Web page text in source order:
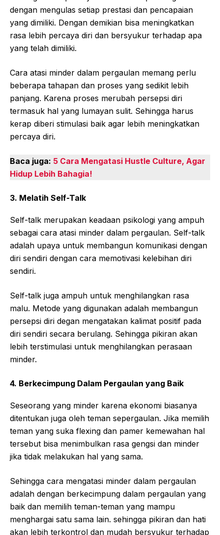
dengan mengulas setiap prestasi dan pencapaian
yang dimiliki. Dengan demikian bisa meningkatkan
rasa lebih percaya diri dan bersyukur terhadap apa
yang telah dimiliki.
Cara atasi minder dalam pergaulan memang perlu
beberapa tahapan dan proses yang sedikit lebih
panjang. Karena proses merubah persepsi diri
termasuk hal yang lumayan sulit. Sehingga harus
kerap diberi stimulasi baik agar lebih meningkatkan
percaya diri.
Baca juga: 5 Cara Mengatasi Hustle Culture, Agar
Hidup Lebih Bahagia!
3. Melatih Self-Talk
Self-talk merupakan keadaan psikologi yang ampuh
sebagai cara atasi minder dalam pergaulan. Self-talk
adalah upaya untuk membangun komunikasi dengan
diri sendiri dengan cara memotivasi kelebihan diri
sendiri.
Self-talk juga ampuh untuk menghilangkan rasa
malu. Metode yang digunakan adalah membangun
persepsi diri degan mengatakan kalimat positif pada
diri sendiri secara berulang. Sehingga pikiran akan
lebih terstimulasi untuk menghilangkan perasaan
minder.
4. Berkecimpung Dalam Pergaulan yang Baik
Seseorang yang minder karena ekonomi biasanya
ditentukan juga oleh teman sepergaulan. Jika memilih
teman yang suka flexing dan pamer kemewahan hal
tersebut bisa menimbulkan rasa gengsi dan minder
jika tidak melakukan hal yang sama.
Sehingga cara mengatasi minder dalam pergaulan
adalah dengan berkecimpung dalam pergaulan yang
baik dan memilih teman-teman yang mampu
menghargai satu sama lain. sehingga pikiran dan hati
akan lebih terkontrol dan mudah bersyukur terhadap